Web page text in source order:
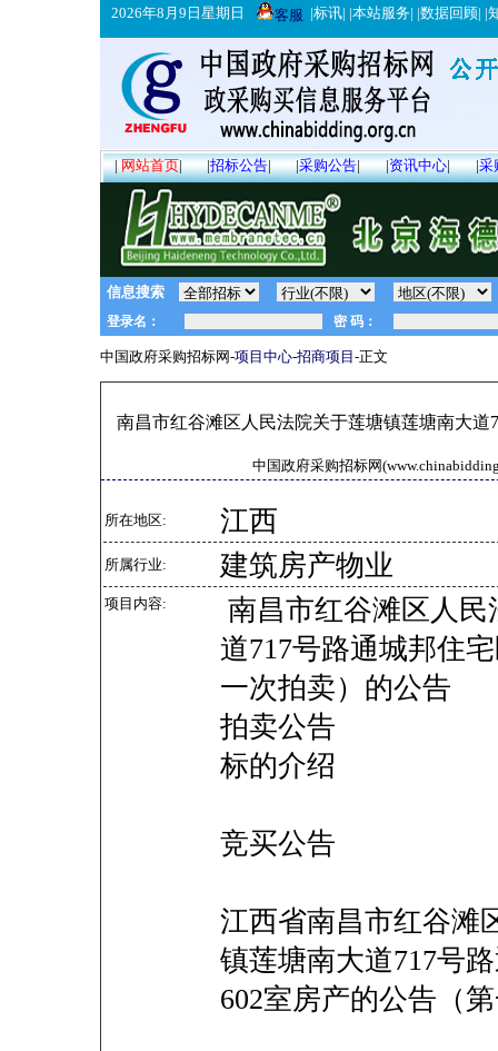
2026年8月9日星期日 客服 |标讯| |本站服务| |数据回顾| |
|网站首页| |招标公告| |采购公告| |资讯中心| |采
信息搜索
中国政府采购招标网-项目中心-招商项目 -正文
南昌市红谷滩区人民法院关于莲塘镇莲塘南大
中国政府采购招标网
所在地区: 江西
所属行业: 建筑房产物业
项目内容:
南昌市红谷滩区人
道717号路通城邦住
一次拍卖）的公告
拍卖公告
标的介绍
竞买公告
江西省南昌市红谷滩
镇莲塘南大道717号
602室房产的公告（